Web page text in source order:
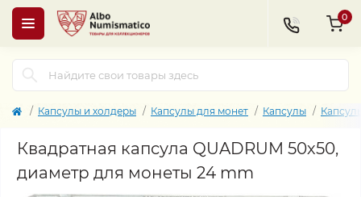
0
Капсулы и холдеры Капсулы для монет Капсулы
Квадратная капсула QUADRUM 50х50,
диаметр для монеты 24 mm